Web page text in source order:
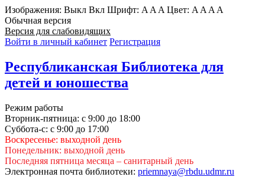
Изображения: Выкл Вкл Шрифт: A A A Цвет: A A A A
Обычная версия
Версия для слабовидящих
Войти в личный кабинет Регистрация
Республиканская Библиотека для
детей и юношества
Режим работы
Вторник-пятница: с 9:00 до 18:00
Суббота-с: с 9:00 до 17:00
Воскресенье: выходной день
Понедельник: выходной день
Последняя пятница месяца – санитарный день
Электронная почта библиотеки: priemnaya@rbdu.udmr.ru